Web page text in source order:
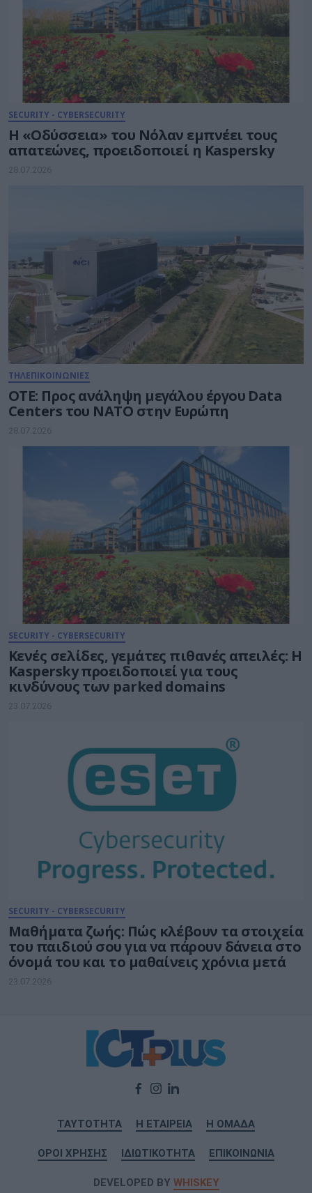
SECURITY - CYBERSECURITY
Η «Οδύσσεια» του Νόλαν εμπνέει τους
απατεώνες, προειδοποιεί η Kaspersky
28.07.2026
ΤΗΛΕΠΙΚΟΙΝΩΝΙΕΣ
ΟΤΕ: Προς ανάληψη μεγάλου έργου Data
Centers του ΝΑΤΟ στην Ευρώπη
28.07.2026
SECURITY - CYBERSECURITY
Κενές σελίδες, γεμάτες πιθανές απειλές: Η
Kaspersky προειδοποιεί για τους
κινδύνους των parked domains
23.07.2026
SECURITY - CYBERSECURITY
Μαθήματα ζωής: Πώς κλέβουν τα στοιχεία
του παιδιού σου για να πάρουν δάνεια στο
όνομά του και το μαθαίνεις χρόνια μετά
23.07.2026
ΤΑΥΤΟΤΗΤΑ Η ΕΤΑΙΡΕΙΑ Η ΟΜΑΔΑ
ΟΡΟΙ ΧΡΗΣΗΣ ΙΔΙΩΤΙΚΟΤΗΤΑ ΕΠΙΚΟΙΝΩΝΙΑ
DEVELOPED BY WHISKEY